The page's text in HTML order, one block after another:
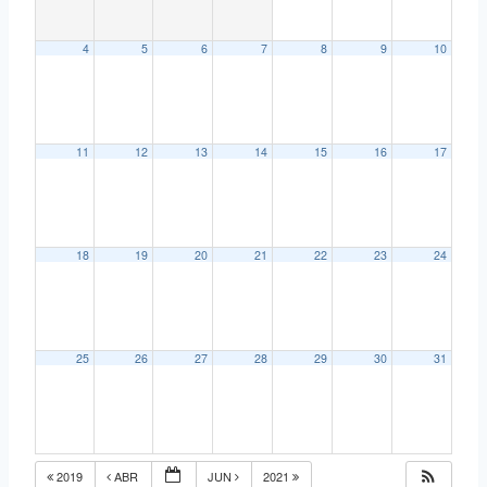
4 5 6 7 8 9 10
11 12 13 14 15 16 17
18 19 20 21 22 23 24
25 26 27 28 29 30 31
2019 ABR JUN 2021